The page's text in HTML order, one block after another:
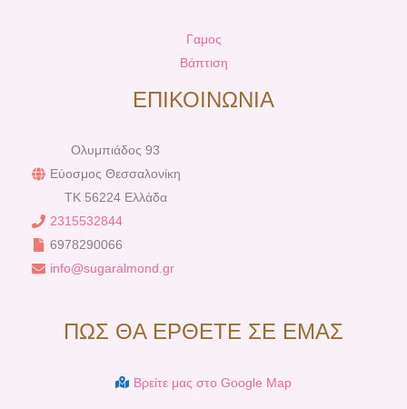
Γαμος
Βάπτιση
ΕΠΙΚΟΙΝΩΝΙΑ
Ολυμπιάδος 93
Εύοσμος Θεσσαλονίκη
TK 56224 Ελλάδα
2315532844
6978290066
info@sugaralmond.gr
ΠΩΣ ΘΑ ΕΡΘΕΤΕ ΣΕ ΕΜΑΣ
Βρείτε μας στο Google Map